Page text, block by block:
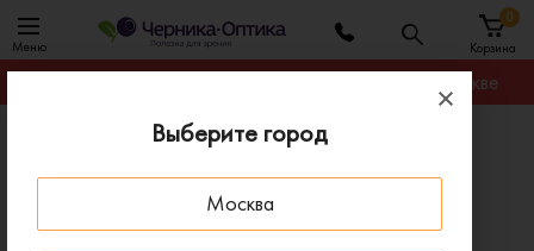
Выберите город
Москва
Меню Корзина
0
Гарантируем лучшую цену на любую оправу в Москве
Оправы для очков
Оправа TOM FORD 5391 001
ПОД ЗАКАЗ